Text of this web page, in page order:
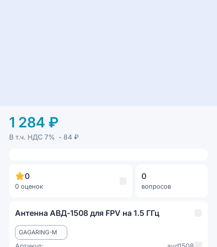
1 284 ₽
В т.ч. НДС7% - 84 ₽
0
0 оценок
0
вопросов
Антенна АВД-1508 для FPV на 1.5 ГГц
GAGARING-M